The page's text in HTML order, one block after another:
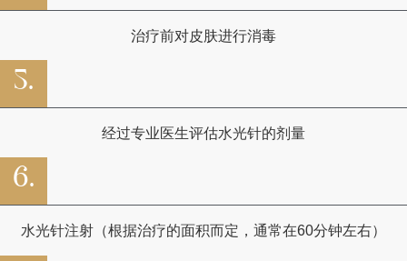
治疗前对皮肤进行消毒
5.
经过专业医生评估水光针的剂量
6.
水光针注射（根据治疗的面积而定，通常在60分钟左右）